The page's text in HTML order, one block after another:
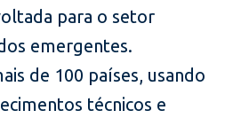
para o setor
emergentes.
de 100 países, usando
técnicos e